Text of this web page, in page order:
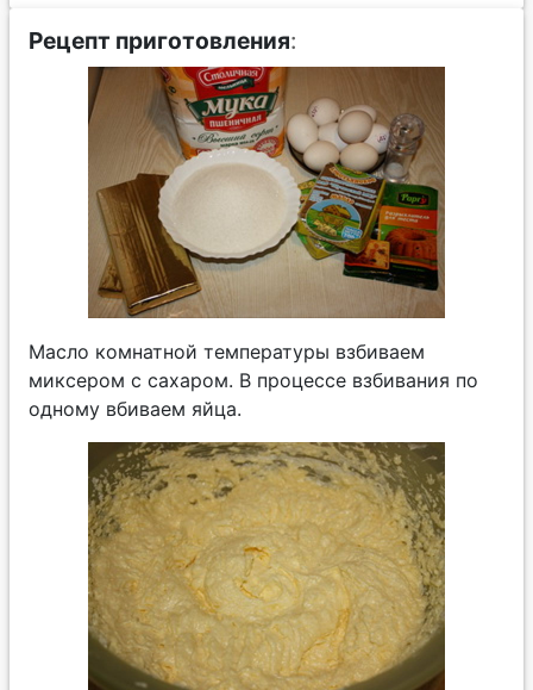
Рецепт приготовления:
Масло комнатной температуры взбиваем
миксером с сахаром. В процессе взбивания по
одному вбиваем яйца.